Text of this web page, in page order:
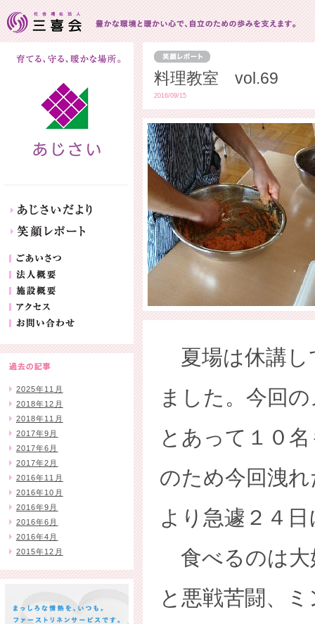
あじさいだより
笑顔レポート
ごあいさつ
法人概要
施設概要
アクセス
お問い合わせ
2025年11月
2018年12月
2018年11月
2017年9月
2017年6月
2017年2月
2016年11月
2016年10月
2016年9月
2016年6月
2016年4月
2015年12月
料理教室 vol.69
2016/09/15
夏場は休講し
ました。今回
とあって１０
のため今回洩
より急遽２４
食べるのは大
と悪戦苦闘、